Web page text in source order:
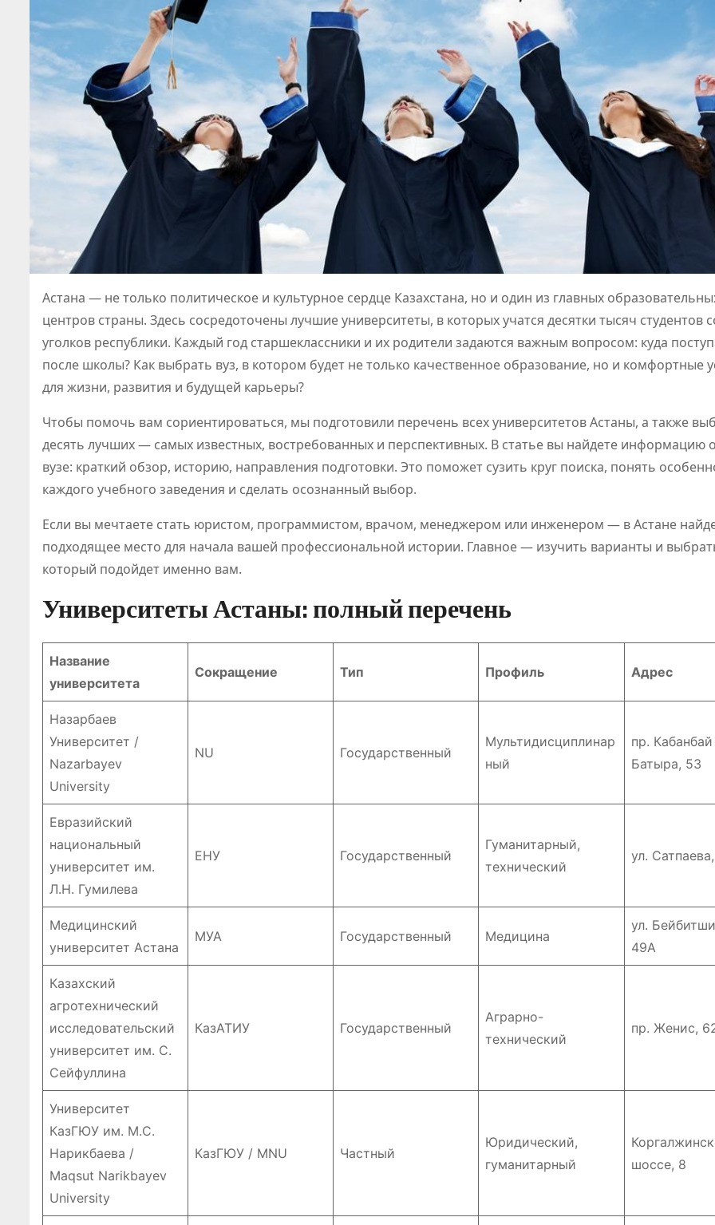
Астана — не только политическое и культурное сердце Казахстана, но и один из главных
центров страны. Здесь сосредоточены лучшие университеты, в которых учатся десятки тысяч студентов
уголков республики. Каждый год старшеклассники и их родители задаются важным вопросом: куда
после школы? Как выбрать вуз, в котором будет не только качественное образование, но и комфортные
для жизни, развития и будущей карьеры?
Чтобы помочь вам сориентироваться, мы подготовили перечень всех университетов Астаны, а также
десять лучших — самых известных, востребованных и перспективных. В статье вы найдете информацию
вузе: краткий обзор, историю, направления подготовки. Это поможет сузить круг поиска, понять
каждого учебного заведения и сделать осознанный выбор.
Если вы мечтаете стать юристом, программистом, врачом, менеджером или инженером — в Астане
подходящее место для начала вашей профессиональной истории. Главное — изучить варианты и
который подойдет именно вам.
Университеты Астаны: полный перечень
Название
университета
Сокращение Тип Профиль Адрес
Назарбаев
Университет /
Nazarbayev
University
NU Государственный
Мультидисциплинар
ный
пр. Кабанбай
Батыра, 53
Евразийский
национальный
университет им.
Л.Н. Гумилева
ЕНУ Государственный
Гуманитарный,
технический
ул.
Медицинский
университет Астана
МУА Государственный Медицина
ул.
49А
Казахский
агротехнический
исследовательский
университет им. С.
Сейфуллина
КазАТИУ Государственный
Аграрно-
технический
пр. Женис,
Университет
КазГЮУ им. М.С.
Нарикбаева /
Maqsut Narikbayev
University
КазГЮУ / MNU Частный
Юридический,
гуманитарный
шоссе, 8
ия онлайн-
игр
основой
регулировани
платформы
для
развлечений
событий
Жанатхан